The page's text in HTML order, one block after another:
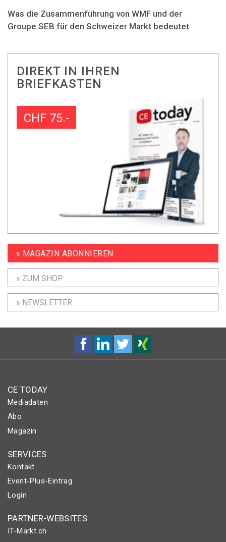
Was die Zusammenführung von WMF und der
Groupe SEB für den Schweizer Markt bedeutet
DIREKT IN IHREN
BRIEFKASTEN
CHF 75.-
» MAGAZIN ABONNIEREN
» ZUM SHOP
» NEWSLETTER
CE TODAY
Mediadaten
Abo
Magazin
SERVICES
Kontakt
Event-Plus-Eintrag
Login
PARTNER-WEBSITES
IT-Markt.ch